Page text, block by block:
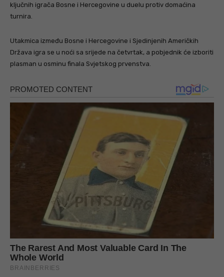
ključnih igrača Bosne i Hercegovine u duelu protiv domaćina
turnira.
Utakmica između Bosne i Hercegovine i Sjedinjenih Američkih
Država igra se u noći sa srijede na četvrtak, a pobjednik će izboriti
plasman u osminu finala Svjetskog prvenstva.